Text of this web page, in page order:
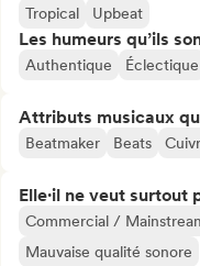
Tropical Upbeat
Les humeurs qu’ils
Authentique Éclectique
Attributs musicaux
Beatmaker Beats
Elle·il ne veut surtout
Commercial /
Mauvaise qualité sonore